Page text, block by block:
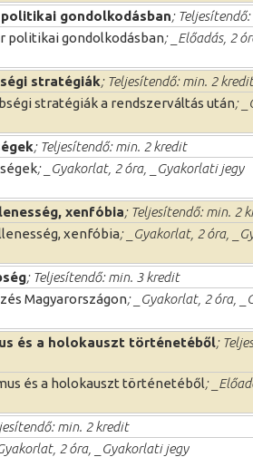
politikai gondolkodásban;
politikai gondolkodásban; _Előadás, 2
stratégiák; Teljesítendő: min. 2 kredit
stratégiák a rendszerváltás után;
; Teljesítendő: min. 2 kredit
; _Gyakorlat, 2 óra, _Gyakorlati jegy
xenfóbia; Teljesítendő: min. 2
xenfóbia; _Gyakorlat, 2 óra,
; Teljesítendő: min. 3 kredit
Magyarországon; _Gyakorlat, 2 óra,
és a holokauszt történetéből;
és a holokauszt történetéből;
min. 2 kredit
2 óra, _Gyakorlati jegy